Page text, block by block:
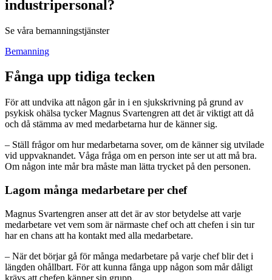
industripersonal?
Se våra bemanningstjänster
Bemanning
Fånga upp tidiga tecken
För att undvika att någon går in i en sjukskrivning på grund av
psykisk ohälsa tycker Magnus Svartengren att det är viktigt att då
och då stämma av med medarbetarna hur de känner sig.
– Ställ frågor om hur medarbetarna sover, om de känner sig utvilade
vid uppvaknandet. Våga fråga om en person inte ser ut att må bra.
Om någon inte mår bra måste man lätta trycket på den personen.
Lagom många medarbetare per chef
Magnus Svartengren anser att det är av stor betydelse att varje
medarbetare vet vem som är närmaste chef och att chefen i sin tur
har en chans att ha kontakt med alla medarbetare.
– När det börjar gå för många medarbetare på varje chef blir det i
längden ohållbart. För att kunna fånga upp någon som mår dåligt
krävs att chefen känner sin grupp.